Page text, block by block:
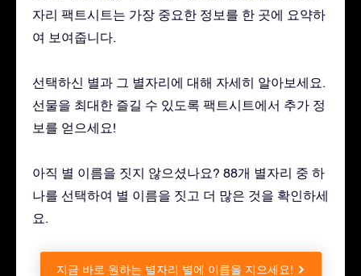
자리 팩트시트는 가장 중요한 정보를 한 곳에 요약하
여 보여줍니다.
선택하신 별과 그 별자리에 대해 자세히 알아보세요.
선물을 최대한 즐길 수 있도록 팩트시트에서 추가 정
보를 얻으세요!
아직 별 이름을 짓지 않으셨나요? 88개 별자리 중 하
나를 선택하여 별 이름을 짓고 더 많은 것을 확인하세
요.
지금 바로 원하는 별자리 별에 이름을 지으세요!